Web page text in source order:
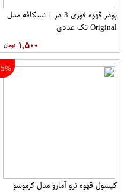
پودر قهوه فوری 3 در 1 نسکافه مدل
Original تک عددی
۱,۵۰۰
5%
کپسول قهوه نرو آمارو مدل کرموسو